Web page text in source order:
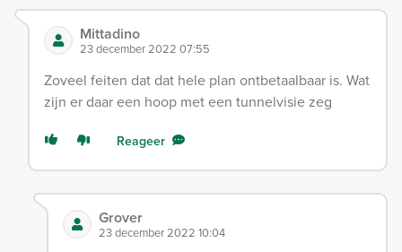
Mittadino
23 december 2022 07:55
Zoveel feiten dat dat hele plan ontbetaalbaar is. Wat
zijn er daar een hoop met een tunnelvisie zeg
Reageer
Grover
23 december 2022 10:04